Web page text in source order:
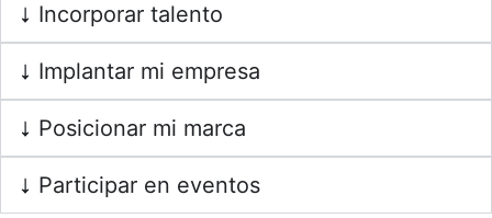
Incorporar talento
Implantar mi empresa
Posicionar mi marca
Participar en eventos